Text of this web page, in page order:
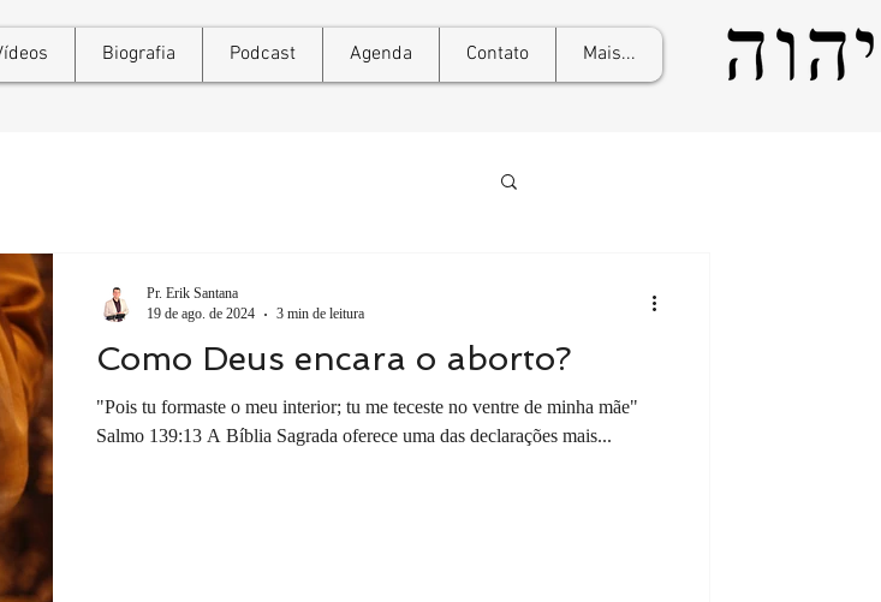
Biografia Podcast Agenda Contato Mais...
Como Deus encara o aborto?
"Pois tu formaste o meu interior; tu me teceste no ventre de minha mãe"
Salmo 139:13 A Bíblia Sagrada oferece uma das declarações mais...
Pr. Erik Santana
19 de ago. de 2024
3 min de leitura